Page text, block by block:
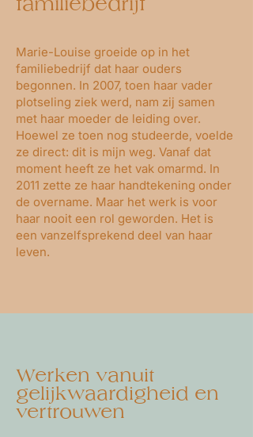
Marie-Louise groeide op in het
familiebedrijf dat haar ouders
begonnen. In 2007, toen haar vader
plotseling ziek werd, nam zij samen
met haar moeder de leiding over.
Hoewel ze toen nog studeerde, voelde
ze direct: dit is mijn weg. Vanaf dat
moment heeft ze het vak omarmd. In
2011 zette ze haar handtekening onder
de overname. Maar het werk is voor
haar nooit een rol geworden. Het is
een vanzelfsprekend deel van haar
leven.
Werken vanuit
gelijkwaardigheid en
vertrouwen